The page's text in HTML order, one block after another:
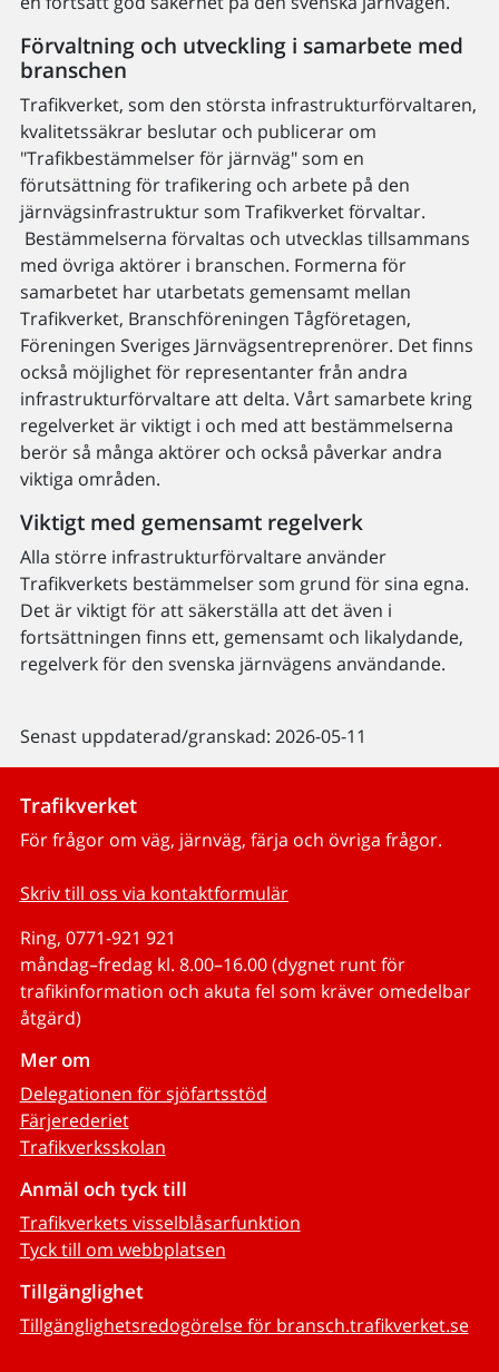
Förvaltning och utveckling i samarbete med
branschen
Trafikverket, som den största infrastrukturförvaltaren,
kvalitetssäkrar beslutar och publicerar om
"Trafikbestämmelser för järnväg" som en
förutsättning för trafikering och arbete på den
järnvägsinfrastruktur som Trafikverket förvaltar.
Bestämmelserna förvaltas och utvecklas tillsammans
med övriga aktörer i branschen. Formerna för
samarbetet har utarbetats gemensamt mellan
Trafikverket, Branschföreningen Tågföretagen,
Föreningen Sveriges Järnvägsentreprenörer. Det finns
också möjlighet för representanter från andra
infrastrukturförvaltare att delta. Vårt samarbete kring
regelverket är viktigt i och med att bestämmelserna
berör så många aktörer och också påverkar andra
viktiga områden.
Viktigt med gemensamt regelverk
Alla större infrastrukturförvaltare använder
Trafikverkets bestämmelser som grund för sina egna.
Det är viktigt för att säkerställa att det även i
fortsättningen finns ett, gemensamt och likalydande,
regelverk för den svenska järnvägens användande.
Senast uppdaterad/granskad: 2026-05-11
Trafikverket
För frågor om väg, järnväg, färja och övriga frågor.
Skriv till oss via kontaktformulär
Ring, 0771-921 921
måndag–fredag kl. 8.00–16.00 (dygnet runt för
trafikinformation och akuta fel som kräver omedelbar
åtgärd)
Mer om
Delegationen för sjöfartsstöd
Färjerederiet
Trafikverksskolan
Anmäl och tyck till
Trafikverkets visselblåsarfunktion
Tyck till om webbplatsen
Tillgänglighet
Tillgänglighetsredogörelse för bransch.trafikverket.se